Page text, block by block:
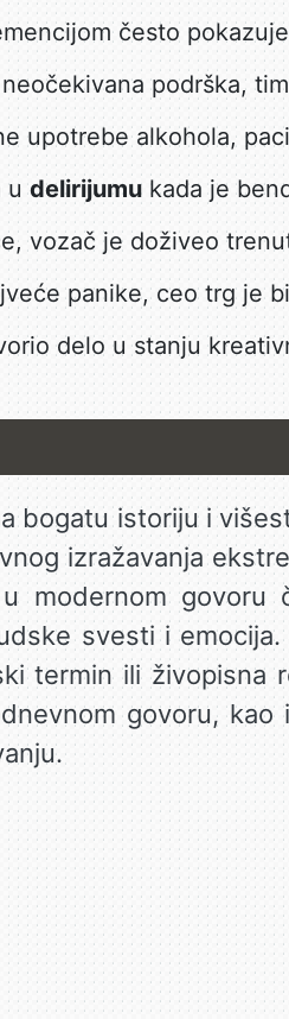
često
podrška,
upotrebe alkohola,
udelirijumukada je
vozač je doživeo
panike, ceo trg je
delo u stanju
bogatu istoriju i
izražavanja
modernom
svesti i
termin ili živopisna
govoru,